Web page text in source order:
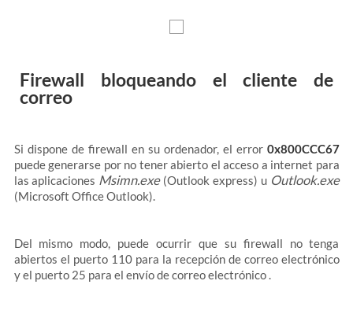
Firewall bloqueando el cliente de
correo
Si dispone de firewall en su ordenador, el error0x800CCC67
puede generarse por no tener abierto el acceso a internet para
las aplicaciones Msimn.exe(Outlook express) u Outlook.exe
(Microsoft Office Outlook).
Del mismo modo, puede ocurrir que su firewall no tenga
abiertos el puerto 110 para la recepción de correo electrónico
y el puerto 25 para el envío de correo electrónico .